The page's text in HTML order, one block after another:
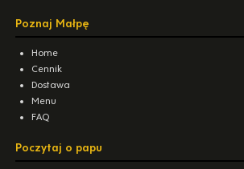
Poznaj Małpę
Home
Cennik
Dostawa
Menu
FAQ
Poczytaj o papu